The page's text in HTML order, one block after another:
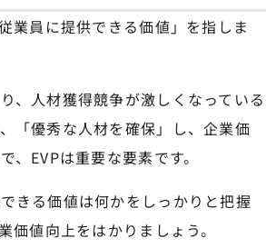
業員に提供できる価値」を指しま
、人材獲得競争が激しくなっている
「優秀な人材を確保」し、企業価
、EVPは重要な要素です。
きる価値は何かをしっかりと把握
価値向上をはかりましょう。